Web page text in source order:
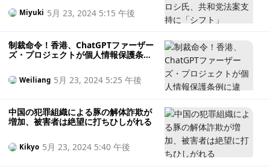
い越し前に歴史的高値に挑戦
Miyuki 5月 23, 2024 5:15 午後
制裁命令！香港、ChatGPTファーザー
ズ・プロジェクトが個人情報保護条例
Weiliang 5月 23, 2024 5:25 午後
中国の犯罪組織による豚の解体詐欺が
増加、被害者は絶望に打ちひしがれる
Kikyo 5月 23, 2024 5:40 午後